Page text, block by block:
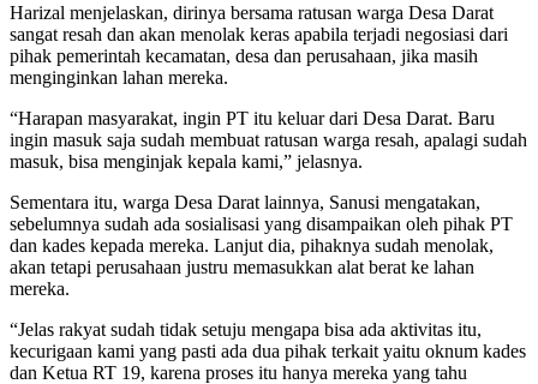
Harizal menjelaskan, dirinya bersama ratusan warga Desa Darat
sangat resah dan akan menolak keras apabila terjadi negosiasi dari
pihak pemerintah kecamatan, desa dan perusahaan, jika masih
menginginkan lahan mereka.
“Harapan masyarakat, ingin PT itu keluar dari Desa Darat. Baru
ingin masuk saja sudah membuat ratusan warga resah, apalagi sudah
masuk, bisa menginjak kepala kami,” jelasnya.
Sementara itu, warga Desa Darat lainnya, Sanusi mengatakan,
sebelumnya sudah ada sosialisasi yang disampaikan oleh pihak PT
dan kades kepada mereka. Lanjut dia, pihaknya sudah menolak,
akan tetapi perusahaan justru memasukkan alat berat ke lahan
mereka.
“Jelas rakyat sudah tidak setuju mengapa bisa ada aktivitas itu,
kecurigaan kami yang pasti ada dua pihak terkait yaitu oknum kades
dan Ketua RT 19, karena proses itu hanya mereka yang tahu